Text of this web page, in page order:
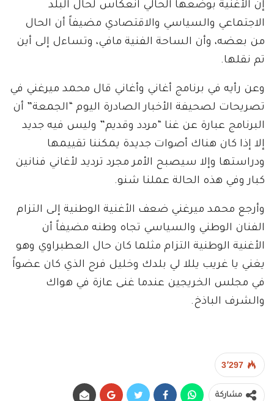
إن الأغنية بوضعها الحالي انعكاس لحال البلد
الاجتماعي والسياسي والاقتصادي مضيفاً أن الحال
من بعضه، وأن الساحة الفنية مافي، وتساءل إلى أين
تم نقلها.
وعن رأيه في برنامج أغاني وأغاني قال محمد ميرغني في
تصريحات لصحيفة الأخبار الصادرة اليوم “الجمعة” أن
البرنامج عبارة عن غنا “مردد وقديم” وليس فيه جديد
إلا إذا كان هناك أصوات جديدة يمكننا تقييمها
ودراستها وإلا سيصبح الأمر مجرد ترديد لأغاني فنانين
كبار وفي هذه الحالة عملنا شنو.
وأرجع محمد ميرغني ضعف الأغنية الوطنية إلى التزام
الفنان الوطني والسياسي تجاه وطنه مضيفاً أن
الأغنية الوطنية التزام مثلما كان حال العطبراوي وهو
يغني يا غريب يللا لي بلدك وخليل فرح الذي كان عضواً
في مجلس الخريجين عندما غنى عازة في هواك
والشرف الباذخ.
3٬297
مشاركة